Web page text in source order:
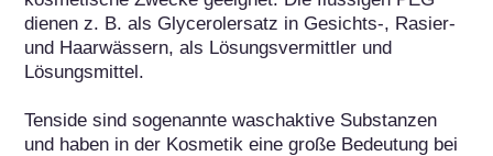
dienen z. B. als Glycerolersatz in Gesichts-, Rasier-
und Haarwässern, als Lösungsvermittler und
Lösungsmittel.
Tenside sind sogenannte waschaktive Substanzen
und haben in der Kosmetik eine große Bedeutung bei